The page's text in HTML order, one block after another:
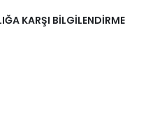
KARŞI BİLGİLENDİRME